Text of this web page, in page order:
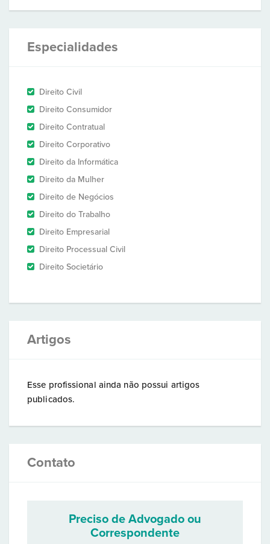
Especialidades
Direito Civil
Direito Consumidor
Direito Contratual
Direito Corporativo
Direito da Informática
Direito da Mulher
Direito de Negócios
Direito do Trabalho
Direito Empresarial
Direito Processual Civil
Direito Societário
Artigos
Esse profissional ainda não possui artigos
publicados.
Contato
Preciso de Advogado ou
Correspondente